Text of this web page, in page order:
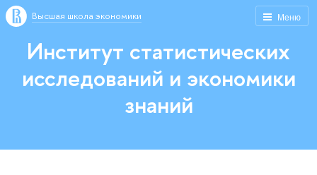
Меню
Высшая школа экономики
Институт статистических
исследований и экономики
знаний